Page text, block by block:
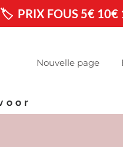
🏷️  PRIX FOUS 5€ 10€
Nouvelle page